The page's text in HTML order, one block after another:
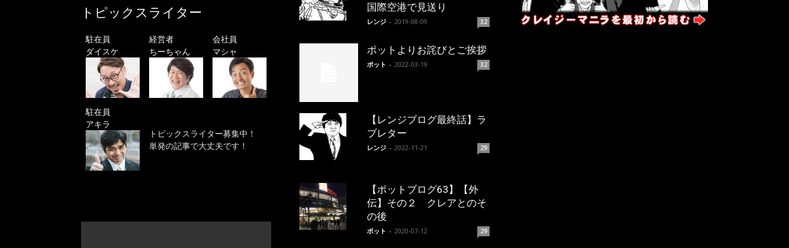
トピックスライター
駐在員
ダイスケ
経営者
ちーちゃん
会社員
マシャ
駐在員
アキラ
トピックスライター募集中！
単発の記事で大丈夫です！
国際空港で見送り
レンジ - 2019-08-09 32
ポットよりお詫びとご挨拶
ポット - 2022-03-19 32
【レンジブログ最終話】ラ
ブレター
レンジ - 2022-11-21 29
【ポットブログ63】【外
伝】その２ クレアとのそ
の後
ポット - 2020-07-12 29